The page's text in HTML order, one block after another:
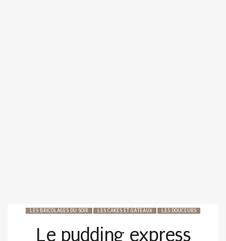
LES BRICOLAGES DU SOIR LES CAKES ET GÂTEAUX LES DOUCEURS
Le pudding express